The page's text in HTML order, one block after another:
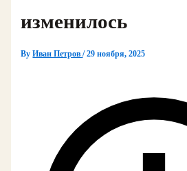
изменилось
ByИван Петров/29 ноября, 2025